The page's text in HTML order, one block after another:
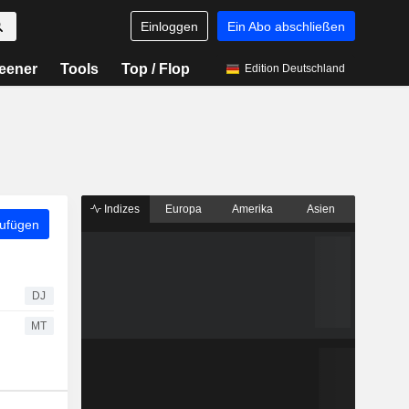
Einloggen Ein Abo abschließen
Tools Top / Flop Edition Deutschland
DJ
MT
Indizes Europa Amerika Asien